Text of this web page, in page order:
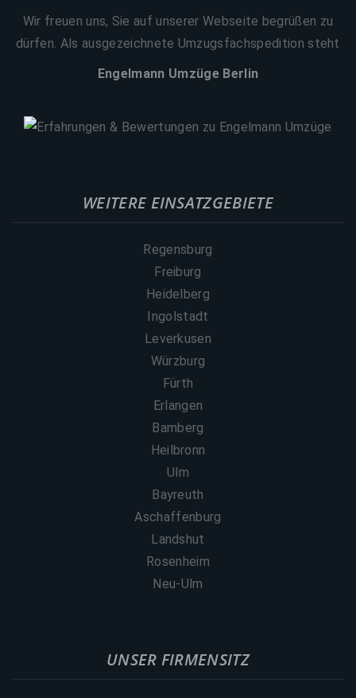
Wir freuen uns, Sie auf unserer Webseite begrüßen zu
dürfen. Als ausgezeichnete Umzugsfachspedition steht
Engelmann Umzüge Berlin
WEITERE EINSATZGEBIETE
Regensburg
Freiburg
Heidelberg
Ingolstadt
Leverkusen
Würzburg
Fürth
Erlangen
Bamberg
Heilbronn
Ulm
Bayreuth
Aschaffenburg
Landshut
Rosenheim
Neu-Ulm
UNSER FIRMENSITZ